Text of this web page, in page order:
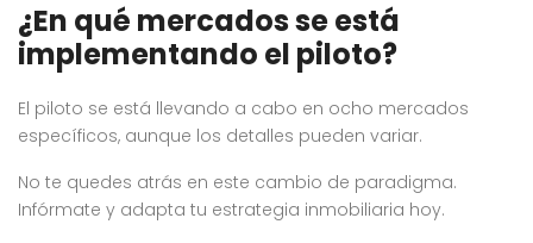
¿En qué mercados se está
implementando el piloto?
El piloto se está llevando a cabo en ocho mercados
específicos, aunque los detalles pueden variar.
No te quedes atrás en este cambio de paradigma.
Infórmate y adapta tu estrategia inmobiliaria hoy.